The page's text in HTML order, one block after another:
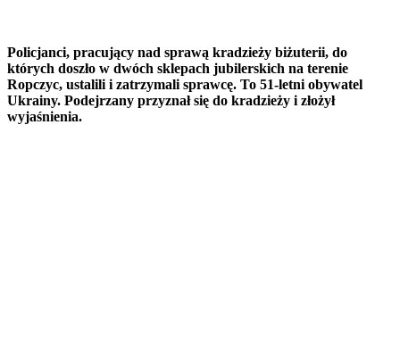
Policjanci, pracujący nad sprawą kradzieży biżuterii, do
których doszło w dwóch sklepach jubilerskich na terenie
Ropczyc, ustalili i zatrzymali sprawcę. To 51-letni obywatel
Ukrainy. Podejrzany przyznał się do kradzieży i złożył
wyjaśnienia.